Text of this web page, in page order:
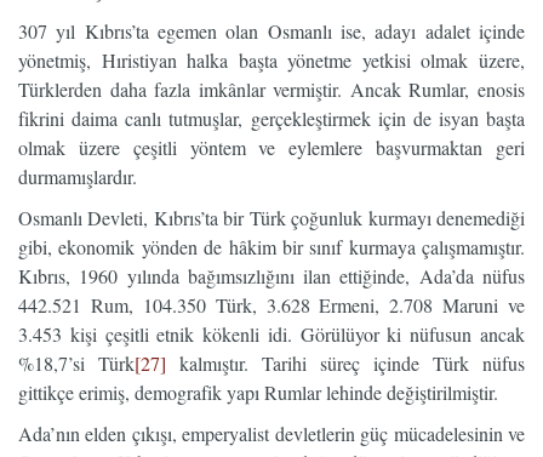
307 yıl Kıbrıs’ta egemen olan Osmanlı ise, adayı adalet içinde
yönetmiş, Hıristiyan halka başta yönetme yetkisi olmak üzere,
Türklerden daha fazla imkânlar vermiştir. Ancak Rumlar, enosis
fikrini daima canlı tutmuşlar, gerçekleştirmek için de isyan başta
olmak üzere çeşitli yöntem ve eylemlere başvurmaktan geri
durmamışlardır.
Osmanlı Devleti, Kıbrıs’ta bir Türk çoğunluk kurmayı denemediği
gibi, ekonomik yönden de hâkim bir sınıf kurmaya çalışmamıştır.
Kıbrıs, 1960 yılında bağımsızlığını ilan ettiğinde, Ada’da nüfus
442.521 Rum, 104.350 Türk, 3.628 Ermeni, 2.708 Maruni ve
3.453 kişi çeşitli etnik kökenli idi. Görülüyor ki nüfusun ancak
%18,7’si Türk[27] kalmıştır. Tarihi süreç içinde Türk nüfus
gittikçe erimiş, demografik yapı Rumlar lehinde değiştirilmiştir.
Ada’nın elden çıkışı, emperyalist devletlerin güç mücadelesinin ve